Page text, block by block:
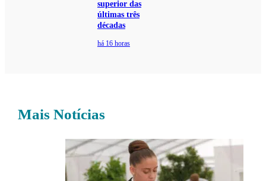
superior das
últimas três
décadas
há 16 horas
Mais Notícias